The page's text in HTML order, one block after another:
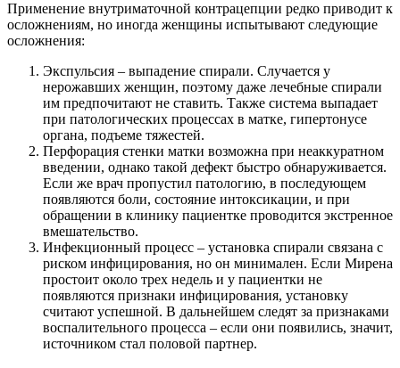
Применение внутриматочной контрацепции редко приводит к
осложнениям, но иногда женщины испытывают следующие
осложнения:
Экспульсия – выпадение спирали. Случается у
нерожавших женщин, поэтому даже лечебные спирали
им предпочитают не ставить. Также система выпадает
при патологических процессах в матке, гипертонусе
органа, подъеме тяжестей.
Перфорация стенки матки возможна при неаккуратном
введении, однако такой дефект быстро обнаруживается.
Если же врач пропустил патологию, в последующем
появляются боли, состояние интоксикации, и при
обращении в клинику пациентке проводится экстренное
вмешательство.
Инфекционный процесс – установка спирали связана с
риском инфицирования, но он минимален. Если Мирена
простоит около трех недель и у пациентки не
появляются признаки инфицирования, установку
считают успешной. В дальнейшем следят за признаками
воспалительного процесса – если они появились, значит,
источником стал половой партнер.